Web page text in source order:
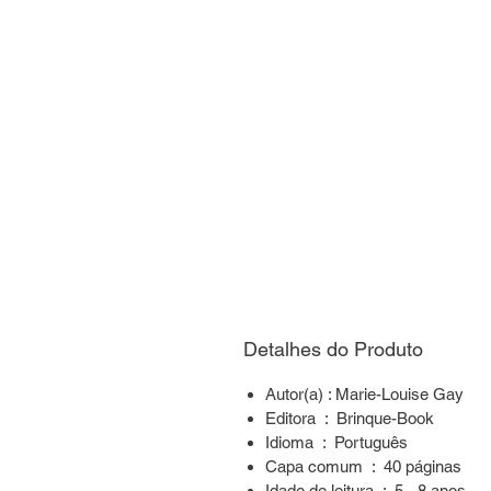
Detalhes do Produto
Autor(a) : Marie-Louise Gay
Editora ‏ : ‎ Brinque-Book
Idioma ‏ : ‎ Português
Capa comum ‏ : ‎ 40 páginas